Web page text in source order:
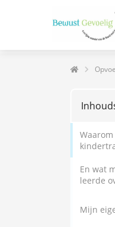
En wat
leerde
Mijn